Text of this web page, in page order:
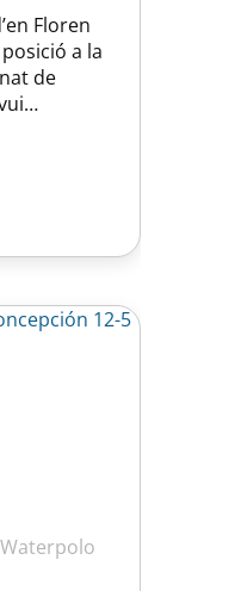
Floren
a la
de
ha jugat
d’honor,
hem
Waterpolo